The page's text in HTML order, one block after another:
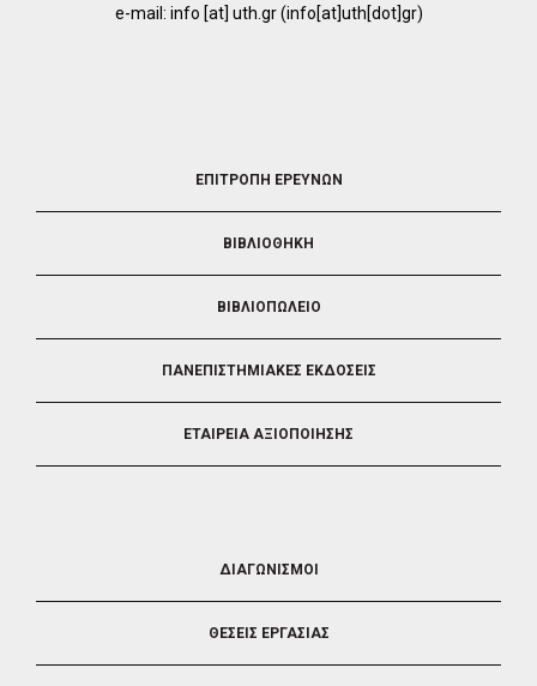
e-mail: info [at] uth.gr(info[at]uth[dot]gr)
ΕΠΙΤΡΟΠΗ ΕΡΕΥΝΩΝ
ΒΙΒΛΙΟΘΗΚΗ
ΒΙΒΛΙΟΠΩΛΕΙΟ
ΠΑΝΕΠΙΣΤΗΜΙΑΚΕΣ ΕΚΔΟΣΕΙΣ
ΕΤΑΙΡΕΙΑ ΑΞΙΟΠΟΙΗΣΗΣ
ΔΙΑΓΩΝΙΣΜΟΙ
ΘΕΣΕΙΣ ΕΡΓΑΣΙΑΣ